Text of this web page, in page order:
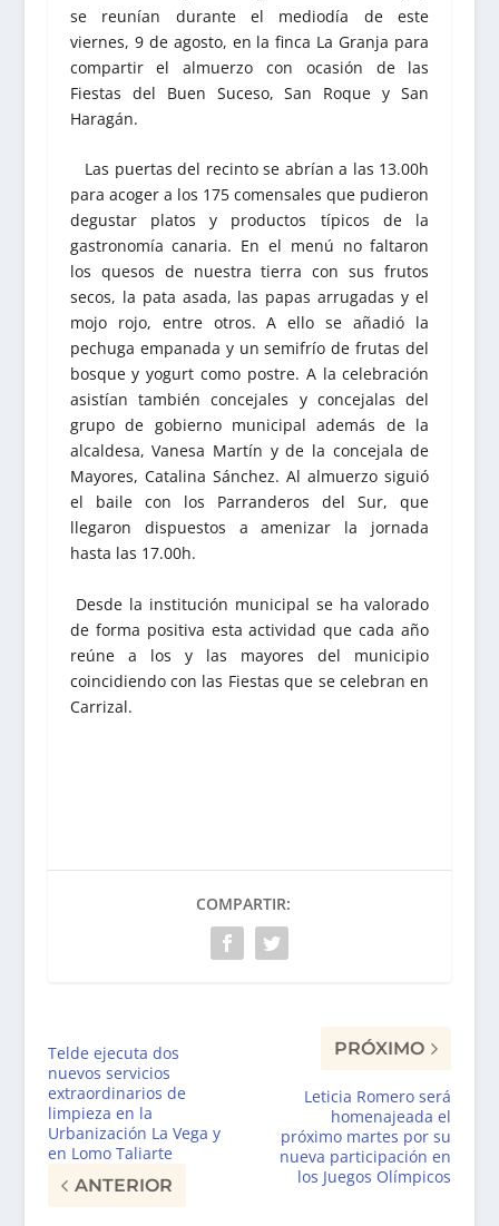
se reunían durante el mediodía de este
viernes, 9 de agosto, en la finca La Granja para
compartir el almuerzo con ocasión de las
Fiestas del Buen Suceso, San Roque y San
Haragán.
Las puertas del recinto se abrían a las 13.00h
para acoger a los 175 comensales que pudieron
degustar platos y productos típicos de la
gastronomía canaria. En el menú no faltaron
los quesos de nuestra tierra con sus frutos
secos, la pata asada, las papas arrugadas y el
mojo rojo, entre otros. A ello se añadió la
pechuga empanada y un semifrío de frutas del
bosque y yogurt como postre. A la celebración
asistían también concejales y concejalas del
grupo de gobierno municipal además de la
alcaldesa, Vanesa Martín y de la concejala de
Mayores, Catalina Sánchez. Al almuerzo siguió
el baile con los Parranderos del Sur, que
llegaron dispuestos a amenizar la jornada
hasta las 17.00h.
Desde la institución municipal se ha valorado
de forma positiva esta actividad que cada año
reúne a los y las mayores del municipio
coincidiendo con las Fiestas que se celebran en
Carrizal.
COMPARTIR:
Telde ejecuta dos
nuevos servicios
extraordinarios de
limpieza en la
Urbanización La Vega y
en Lomo Taliarte
ANTERIOR
PRÓXIMO
Leticia Romero será
homenajeada el
próximo martes por su
nueva participación en
los Juegos Olímpicos